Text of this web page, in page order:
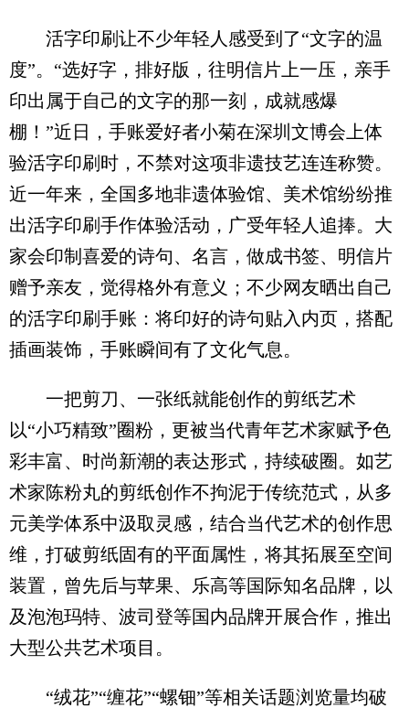
活字印刷让不少年轻人感受到了“文字的温
度”。“选好字，排好版，往明信片上一压，亲手
印出属于自己的文字的那一刻，成就感爆
棚！”近日，手账爱好者小菊在深圳文博会上体
验活字印刷时，不禁对这项非遗技艺连连称赞。
近一年来，全国多地非遗体验馆、美术馆纷纷推
出活字印刷手作体验活动，广受年轻人追捧。大
家会印制喜爱的诗句、名言，做成书签、明信片
赠予亲友，觉得格外有意义；不少网友晒出自己
的活字印刷手账：将印好的诗句贴入内页，搭配
插画装饰，手账瞬间有了文化气息。
一把剪刀、一张纸就能创作的剪纸艺术
以“小巧精致”圈粉，更被当代青年艺术家赋予色
彩丰富、时尚新潮的表达形式，持续破圈。如艺
术家陈粉丸的剪纸创作不拘泥于传统范式，从多
元美学体系中汲取灵感，结合当代艺术的创作思
维，打破剪纸固有的平面属性，将其拓展至空间
装置，曾先后与苹果、乐高等国际知名品牌，以
及泡泡玛特、波司登等国内品牌开展合作，推出
大型公共艺术项目。
“绒花”“缠花”“螺钿”等相关话题浏览量均破